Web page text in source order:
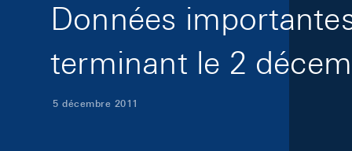
Données
terminant le 2
5 décembre 2011